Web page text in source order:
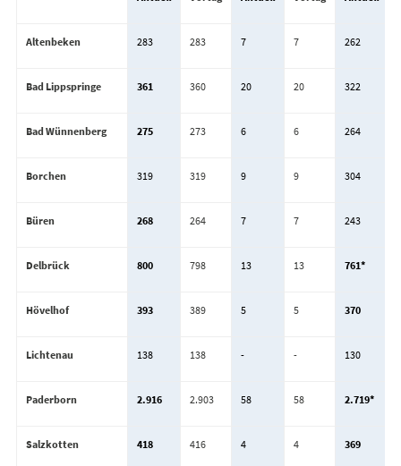
Altenbeken 283 283 7 7 262
Bad Lippspringe 361 360 20 20 322
Bad Wünnenberg 275 273 6 6 264
Borchen 319 319 9 9 304
Büren 268 264 7 7 243
Delbrück 800 798 13 13 761*
Hövelhof 393 389 5 5 370
Lichtenau 138 138 - - 130
Paderborn 2.916 2.903 58 58 2.719*
Salzkotten 418 416 4 4 369